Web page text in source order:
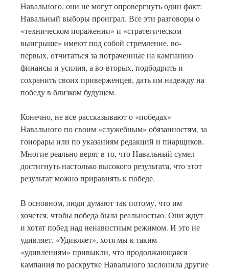
Навального, они не могут опровергнуть один факт:
Навальный выборы проиграл. Все эти разговоры о
«техническом поражении» и «стратегическом
выигрыше» имеют под собой стремление, во-
первых, отчитаться за потраченные на кампанию
финансы и усилия, а во-вторых, подбодрить и
сохранить своих приверженцев, дать им надежду на
победу в близком будущем.
Конечно, не все рассказывают о «победах»
Навального по своим «служебным» обязанностям, за
гонорары или по указаниям редакций и пиарщиков.
Многие реально верят в то, что Навальный сумел
достигнуть настолько высокого результата, что этот
результат можно приравнять к победе.
В основном, люди думают так потому, что им
хочется, чтобы победа была реальностью. Они ждут
и хотят побед над ненавистным режимом. И это не
удивляет. «Удивляет», хотя мы к таким
«удивлениям» привыкли, что продолжающаяся
кампания по раскрутке Навального заслонила другие